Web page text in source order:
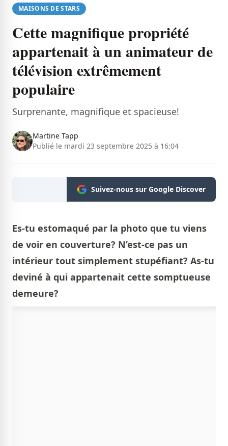
MAISONS DE STARS
Cette magnifique propriété
appartenait à un animateur de
télévision extrêmement
populaire
Surprenante, magnifique et spacieuse!
Martine Tapp
Publié le mardi 23 septembre 2025 à 16:04
Suivez-nous sur Google Discover
Es-tu estomaqué par la photo que tu viens
de voir en couverture? N’est-ce pas un
intérieur tout simplement stupéfiant? As-tu
deviné à qui appartenait cette somptueuse
demeure?